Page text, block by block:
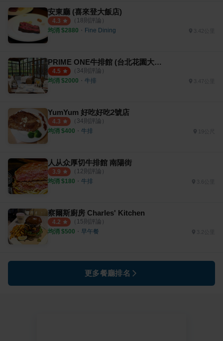
安東廳 (喜來登大飯店)
4.3 （ 18則評論）
均消 $2880 ・ Fine Dining 3.42公里
PRIME ONE牛排館 (台北花園大酒店)
4.5 （ 34則評論）
均消 $2000 ・ 牛排 3.47公里
YumYum 好吃好吃2號店
4.3 （ 34則評論）
均消 $400 ・ 牛排
人从众厚切牛排館 南陽街
3.9 （ 12則評論）
均消 $180 ・ 牛排
察爾斯廚房 Charles' Kitchen
4.2 （ 15則評論）
均消 $500 ・ 早午餐
更多餐廳排名